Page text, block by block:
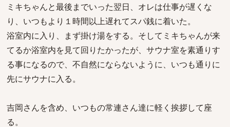
ミキちゃんと最後までいった翌日、オレは仕事が遅くな
り、いつもより１時間以上遅れてスパ銭に着いた。
浴室内に入り、まず掛け湯をする。そしてミキちゃんが来
てるか浴室内を見て回りたかったが、サウナ室を素通りす
る事になるので、不自然にならないように、いつも通りに
先にサウナに入る。
吉岡さんを含め、いつもの常連さん達に軽く挨拶して座
る。